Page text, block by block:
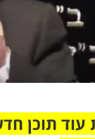
עוד תוכן